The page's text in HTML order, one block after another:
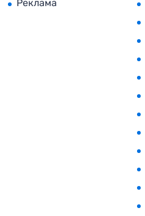
Реклама